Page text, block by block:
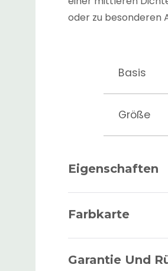
oder zu besonderen
Basis
Größe
Eigenschaften
Farbkarte
Garantie Und